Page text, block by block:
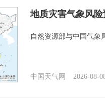
地质灾害气象风
自然资源部与中国气象
中国天气网 2026-08-